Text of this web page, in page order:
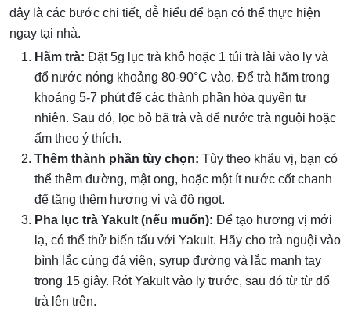
đây là các bước chi tiết, dễ hiểu để bạn có thể thực hiện
ngay tại nhà.
Hãm trà: Đặt 5g lục trà khô hoặc 1 túi trà lài vào ly và
đổ nước nóng khoảng 80-90°C vào. Để trà hãm trong
khoảng 5-7 phút để các thành phần hòa quyện tự
nhiên. Sau đó, lọc bỏ bã trà và để nước trà nguội hoặc
ấm theo ý thích.
Thêm thành phần tùy chọn: Tùy theo khẩu vị, bạn có
thể thêm đường, mật ong, hoặc một ít nước cốt chanh
để tăng thêm hương vị và độ ngọt.
Pha lục trà Yakult (nếu muốn): Để tạo hương vị mới
lạ, có thể thử biến tấu với Yakult. Hãy cho trà nguội vào
bình lắc cùng đá viên, syrup đường và lắc mạnh tay
trong 15 giây. Rót Yakult vào ly trước, sau đó từ từ đổ
trà lên trên.